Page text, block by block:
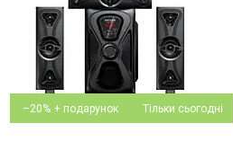
–20% Тільки сьогодні